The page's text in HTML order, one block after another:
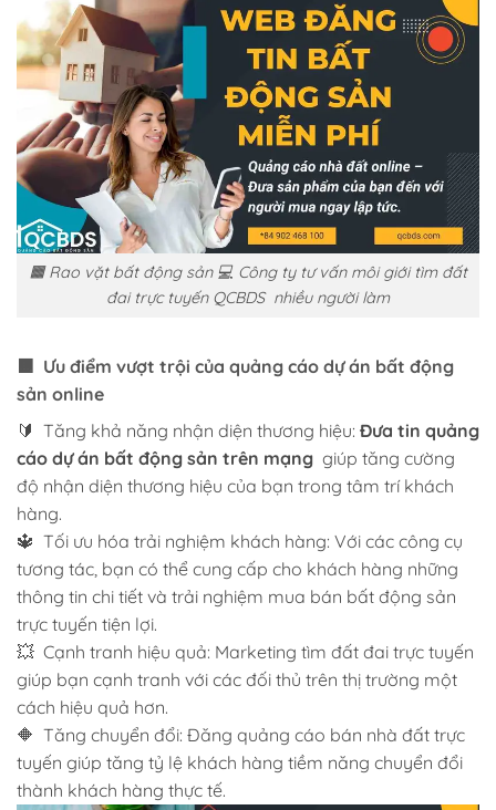
🟧 Rao vặt bất động sản 💻 Công ty tư vấn môi giới tìm đất
đai trực tuyến QCBDS nhiều người làm
🟧 Ưu điểm vượt trội của quảng cáo dự án bất động
sản online
🔰 Tăng khả năng nhận diện thương hiệu: Đưa tin quảng
cáo dự án bất động sản trên mạng giúp tăng cường
độ nhận diện thương hiệu của bạn trong tâm trí khách
hàng.
🔱 Tối ưu hóa trải nghiệm khách hàng: Với các công cụ
tương tác, bạn có thể cung cấp cho khách hàng những
thông tin chi tiết và trải nghiệm mua bán bất động sản
trực tuyến tiện lợi.
💥 Cạnh tranh hiệu quả: Marketing tìm đất đai trực tuyến
giúp bạn cạnh tranh với các đối thủ trên thị trường một
cách hiệu quả hơn.
🔶 Tăng chuyển đổi: Đăng quảng cáo bán nhà đất trực
tuyến giúp tăng tỷ lệ khách hàng tiềm năng chuyển đổi
thành khách hàng thực tế.